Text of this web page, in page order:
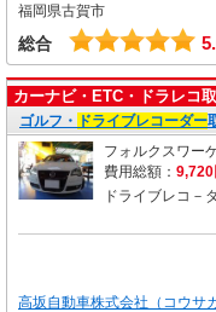
福岡県古賀市
総合
カーナビ・ETC・ドラレコ
ゴルフ・ ドライブレコーダー
フォルクスワー
費用総額： 9,720
ドライブレコ－
高坂自動車株式会社（コウサ